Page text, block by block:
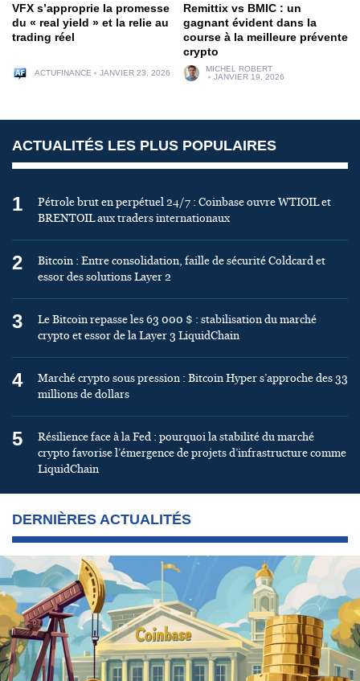
VFX s’approprie la promesse
du « real yield » et la relie au
trading réel
ACTUFINANCE JANVIER 23, 2026
Remittix vs BMIC : un
gagnant évident dans la
course à la meilleure prévente
crypto
MICHEL ROBERT
JANVIER 19, 2026
ACTUALITÉS LES PLUS POPULAIRES
1
Pétrole brut en perpétuel 24/7 : Coinbase ouvre WTIOIL et
BRENTOIL aux traders internationaux
2
Bitcoin : Entre consolidation, faille de sécurité Coldcard et
essor des solutions Layer 2
3
Le Bitcoin repasse les 63 000 $ : stabilisation du marché
crypto et essor de la Layer 3 LiquidChain
4
Marché crypto sous pression : Bitcoin Hyper s’approche des 33
millions de dollars
5
Résilience face à la Fed : pourquoi la stabilité du marché
crypto favorise l’émergence de projets d’infrastructure comme
LiquidChain
DERNIÈRES ACTUALITÉS